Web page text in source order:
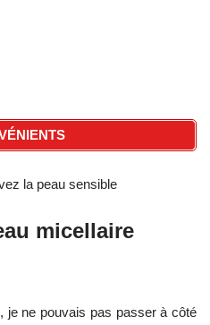
la peau sensible
micellaire
je ne pouvais pas passer à côté